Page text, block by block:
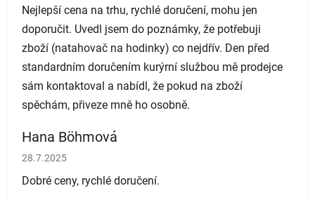
Nejlepší cena na trhu, rychlé doručení, mohu jen
doporučit. Uvedl jsem do poznámky, že potřebuji
zboží (natahovač na hodinky) co nejdřív. Den před
standardním doručením kurýrní službou mě prodejce
sám kontaktoval a nabídl, že pokud na zboží
spěchám, přiveze mně ho osobně.
Hana Böhmová
Hodnocení obchodu je 5 z 5 hvězdiček.
28.7.2025
Dobré ceny, rychlé doručení.